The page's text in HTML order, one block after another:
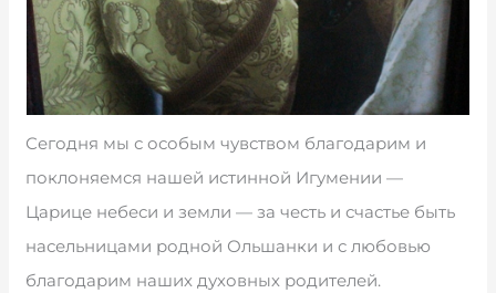
Сегодня мы с особым чувством благодарим и
поклоняемся нашей истинной Игумении —
Царице небеси и земли — за честь и счастье быть
насельницами родной Ольшанки и с любовью
благодарим наших духовных родителей.